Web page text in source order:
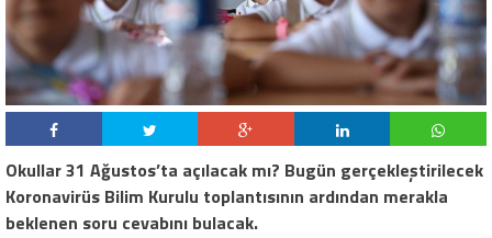
Okullar 31 Ağustos’ta açılacak mı? Bugün gerçekleştirilecek
Koronavirüs Bilim Kurulu toplantısının ardından merakla
beklenen soru cevabını bulacak.